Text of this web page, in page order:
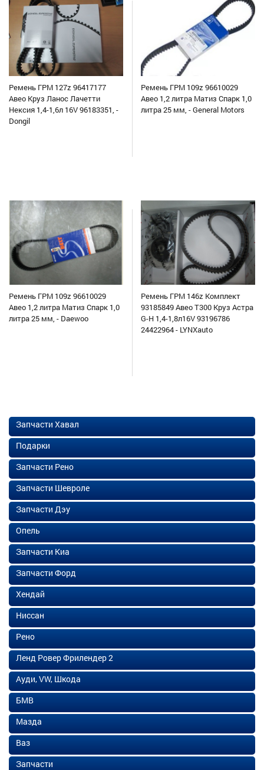
Ремень ГРМ 127z 96417177
Авео Круз Ланос Лачетти
Нексия 1,4-1,6л 16V 96183351, -
Dongil
Ремень ГРМ 109z 96610029
Авео 1,2 литра Матиз Спарк 1,0
литра 25 мм, - General Motors
Ремень ГРМ 109z 96610029
Авео 1,2 литра Матиз Спарк 1,0
литра 25 мм, - Daewoo
Ремень ГРМ 146z Комплект
93185849 Авео Т300 Круз Астра
G-H 1,4-1,8л16V 93196786
24422964 - LYNXauto
Запчасти Хавал
Подарки
Запчасти Рено
Запчасти Шевроле
Запчасти Дэу
Опель
Запчасти Киа
Запчасти Форд
Хендай
Ниссан
Рено
Ленд Ровер Фрилендер 2
Ауди, VW, Шкода
БМВ
Мазда
Ваз
Запчасти